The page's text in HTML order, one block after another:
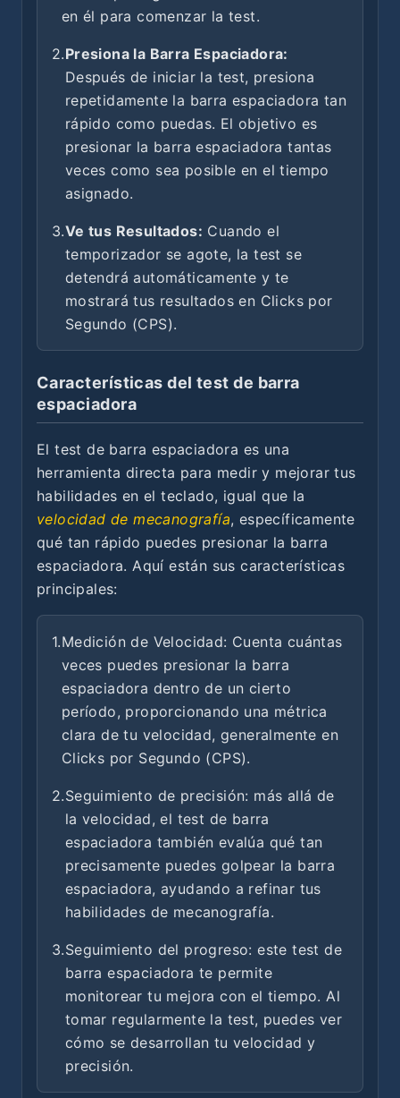
en él para comenzar la test.
2.Presiona la Barra Espaciadora:
Después de iniciar la test, presiona
repetidamente la barra espaciadora tan
rápido como puedas. El objetivo es
presionar la barra espaciadora tantas
veces como sea posible en el tiempo
asignado.
3.Ve tus Resultados: Cuando el
temporizador se agote, la test se
detendrá automáticamente y te
mostrará tus resultados en Clicks por
Segundo (CPS).
Características del test de barra
espaciadora
El test de barra espaciadora es una
herramienta directa para medir y mejorar tus
habilidades en el teclado, igual que la
velocidad de mecanografía, específicamente
qué tan rápido puedes presionar la barra
espaciadora. Aquí están sus características
principales:
1.Medición de Velocidad: Cuenta cuántas
veces puedes presionar la barra
espaciadora dentro de un cierto
período, proporcionando una métrica
clara de tu velocidad, generalmente en
Clicks por Segundo (CPS).
2.Seguimiento de precisión: más allá de
la velocidad, el test de barra
espaciadora también evalúa qué tan
precisamente puedes golpear la barra
espaciadora, ayudando a refinar tus
habilidades de mecanografía.
3.Seguimiento del progreso: este test de
barra espaciadora te permite
monitorear tu mejora con el tiempo. Al
tomar regularmente la test, puedes ver
cómo se desarrollan tu velocidad y
precisión.